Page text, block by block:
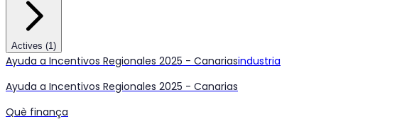
Actives (1)
Ayuda a Incentivos Regionales 2025 - Canariasindustria
Ayuda a Incentivos Regionales 2025 - Canarias
Què finança